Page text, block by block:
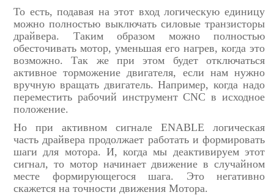
То есть, подавая на этот вход логическую единицу
можно полностью выключать силовые транзисторы
драйвера. Таким образом можно полностью
обесточивать мотор, уменьшая его нагрев, когда это
возможно. Так же при этом будет отключаться
активное торможение двигателя, если нам нужно
вручную вращать двигатель. Например, когда надо
переместить рабочий инструмент CNC в исходное
положение.
Но при активном сигнале ENABLE логическая
часть драйвера продолжает работать и формировать
шаги для мотора. И, когда мы деактивируем этот
сигнал, то мотор начинает движение в случайном
месте формирующегося шага. Это негативно
скажется на точности движения Мотора.